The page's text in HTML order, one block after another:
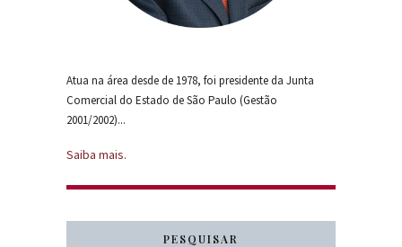
Atua na área desde de 1978, foi presidente da Junta
Comercial do Estado de São Paulo (Gestão
2001/2002)...
Saiba mais.
PESQUISAR